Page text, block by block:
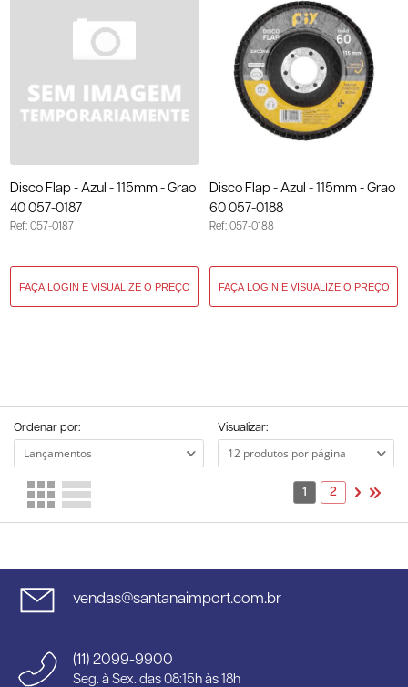
Disco Flap - Azul - 115mm - Grao
40 057-0187
Ref: 057-0187
Disco Flap - Azul - 115mm - Grao
60 057-0188
Ref: 057-0188
Ordenar por: Visualizar:
1 2
vendas@santanaimport.com.br
(11) 2099-9900
Seg. à Sex. das 08:15h às 18h